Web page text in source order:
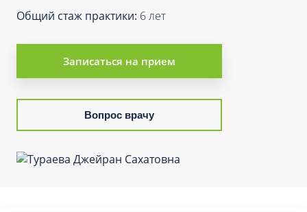
Общий стаж практики: 6 лет
Записаться на прием
Вопрос врачу